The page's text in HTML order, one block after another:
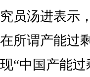
究员汤进表示
在所谓产能过
现“中国产能